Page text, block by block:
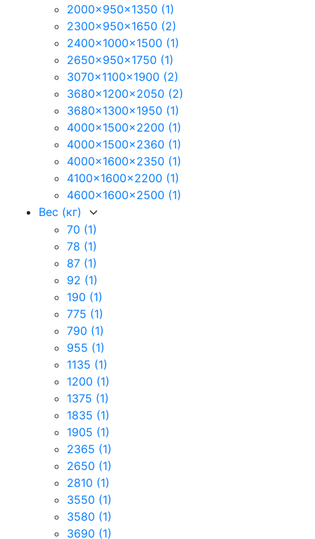
2000x950x1350 (1)
2300x950x1650 (2)
2400x1000x1500 (1)
2650x950x1750 (1)
3070x1100x1900 (2)
3680x1200x2050 (2)
3680x1300x1950 (1)
4000x1500x2200 (1)
4000x1500x2360 (1)
4000x1600x2350 (1)
4100x1600x2200 (1)
4600x1600x2500 (1)
Вес (кг)
70 (1)
78 (1)
87 (1)
92 (1)
190 (1)
775 (1)
790 (1)
955 (1)
1135 (1)
1200 (1)
1375 (1)
1835 (1)
1905 (1)
2365 (1)
2650 (1)
2810 (1)
3550 (1)
3580 (1)
3690 (1)